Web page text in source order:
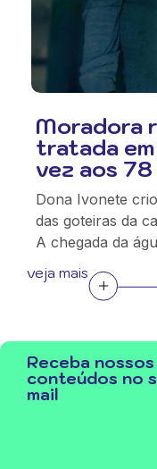
Moradora
tratada
vez aos
Dona Ivonete
das goteiras da
A chegada da
veja mais
Receba nossos
conteúdos no
mail